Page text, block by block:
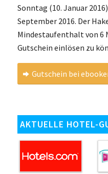
Sonntag (10. Januar
September 2016. Der
Mindestaufenthalt von 6
Gutschein einlösen zu
Gutschein bei
AKTUELLE HOTEL-